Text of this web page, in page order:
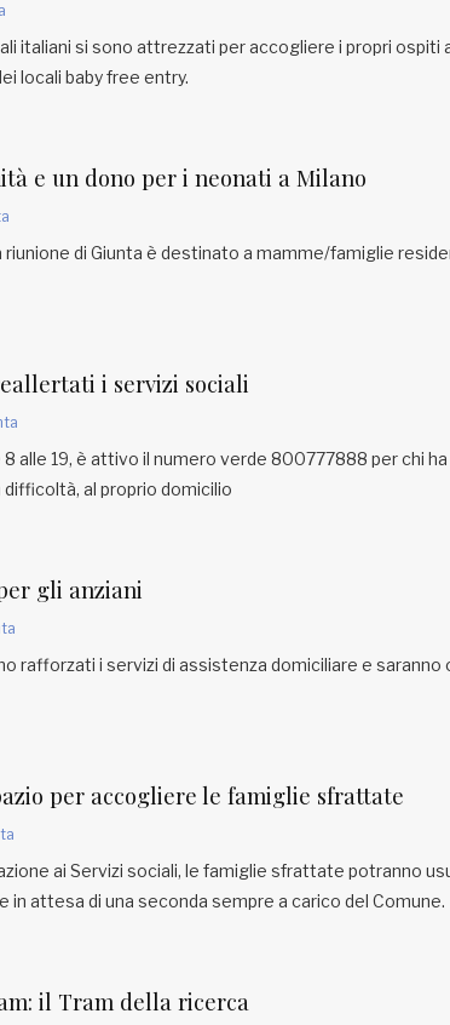
italiani si sono attrezzati per accogliere i propri ospiti
locali baby free entry.
e un dono per i neonati a Milano
riunione di Giunta è destinato a mamme/famiglie
i servizi sociali
8 alle 19, è attivo il numero verde 800777888 per chi
al proprio domicilio
gli anziani
rafforzati i servizi di assistenza domiciliare e saranno
per accogliere le famiglie sfrattate
ai Servizi sociali, le famiglie sfrattate potranno
in attesa di una seconda sempre a carico del Comune.
il Tram della ricerca